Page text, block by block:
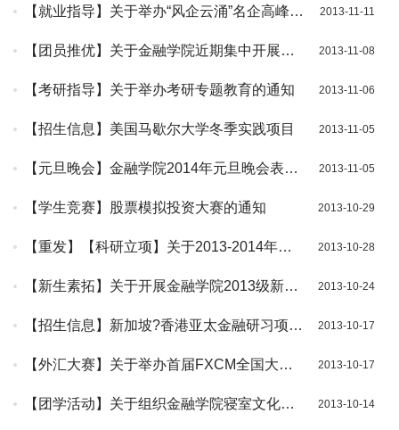
【就业指导】关于举办“风企云涌”名企高峰论
2013-11-11
【团员推优】关于金融学院近期集中开展推
2013-11-08
【考研指导】关于举办考研专题教育的通知 2013-11-06
【招生信息】美国马歇尔大学冬季实践项目 2013-11-05
【元旦晚会】金融学院2014年元旦晚会表演
2013-11-05
【学生竞赛】股票模拟投资大赛的通知 2013-10-29
【重发】【科研立项】关于2013-2014年度
2013-10-28
【新生素拓】关于开展金融学院2013级新生
2013-10-24
【招生信息】新加坡?香港亚太金融研习项目
2013-10-17
【外汇大赛】关于举办首届FXCM全国大学
2013-10-17
【团学活动】关于组织金融学院寝室文化节
2013-10-14